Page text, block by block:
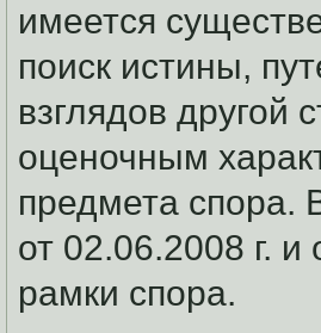
имеется
поиск истины,
взглядов другой
оценочным
предмета спора.
от 02.06.2008 г.
рамки спора.